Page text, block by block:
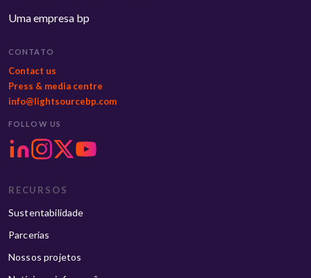
Uma empresa bp
CONTATO
Contact us
Press & media centre
info@lightsourcebp.com
FOLLOW US
RECURSOS
Sustentabilidade
Parcerias
Nossos projetos